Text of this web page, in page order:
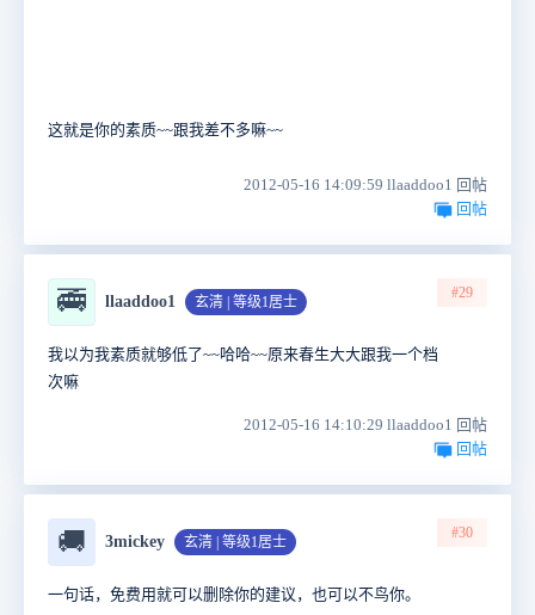
这就是你的素质~~跟我差不多嘛~~
2012-05-16 14:09:59 llaaddoo1 回帖
回帖
🚎 llaaddoo1 玄清 | 等级1居士
#29
我以为我素质就够低了~~哈哈~~原来春生大大跟我一个档
次嘛
2012-05-16 14:10:29 llaaddoo1 回帖
回帖
🚚 3mickey 玄清 | 等级1居士
#30
一句话，免费用就可以删除你的建议，也可以不鸟你。